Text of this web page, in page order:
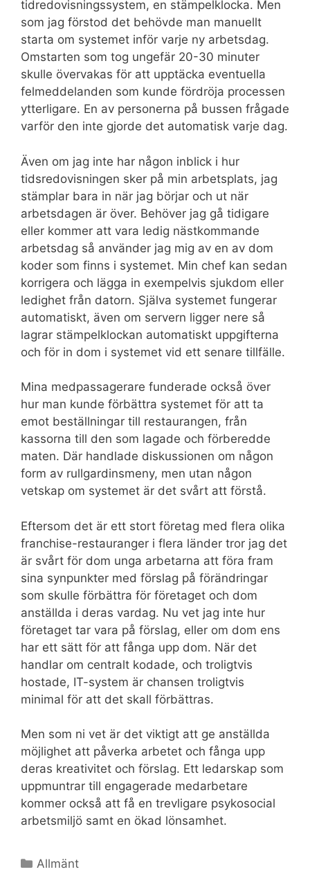
tidredovisningssystem, en stämpelklocka. Men
som jag förstod det behövde man manuellt
starta om systemet inför varje ny arbetsdag.
Omstarten som tog ungefär 20-30 minuter
skulle övervakas för att upptäcka eventuella
felmeddelanden som kunde fördröja processen
ytterligare. En av personerna på bussen frågade
varför den inte gjorde det automatisk varje dag.
Även om jag inte har någon inblick i hur
tidsredovisningen sker på min arbetsplats, jag
stämplar bara in när jag börjar och ut när
arbetsdagen är över. Behöver jag gå tidigare
eller kommer att vara ledig nästkommande
arbetsdag så använder jag mig av en av dom
koder som finns i systemet. Min chef kan sedan
korrigera och lägga in exempelvis sjukdom eller
ledighet från datorn. Själva systemet fungerar
automatiskt, även om servern ligger nere så
lagrar stämpelklockan automatiskt uppgifterna
och för in dom i systemet vid ett senare tillfälle.
Mina medpassagerare funderade också över
hur man kunde förbättra systemet för att ta
emot beställningar till restaurangen, från
kassorna till den som lagade och förberedde
maten. Där handlade diskussionen om någon
form av rullgardinsmeny, men utan någon
vetskap om systemet är det svårt att förstå.
Eftersom det är ett stort företag med flera olika
franchise-restauranger i flera länder tror jag det
är svårt för dom unga arbetarna att föra fram
sina synpunkter med förslag på förändringar
som skulle förbättra för företaget och dom
anställda i deras vardag. Nu vet jag inte hur
företaget tar vara på förslag, eller om dom ens
har ett sätt för att fånga upp dom. När det
handlar om centralt kodade, och troligtvis
hostade, IT-system är chansen troligtvis
minimal för att det skall förbättras.
Men som ni vet är det viktigt att ge anställda
möjlighet att påverka arbetet och fånga upp
deras kreativitet och förslag. Ett ledarskap som
uppmuntrar till engagerade medarbetare
kommer också att få en trevligare psykosocial
arbetsmiljö samt en ökad lönsamhet.
Kategorier
Allmänt